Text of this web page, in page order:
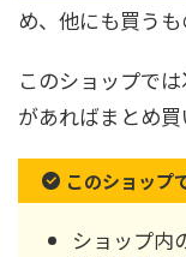
め、他にも買うも
このショップで
があればまとめ
このショップ
ショップ内